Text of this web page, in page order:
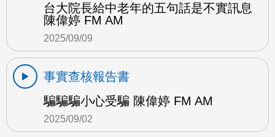
台大院長給中老年的五句話是不實訊息
陳偉婷 FM AM
2025/09/09
事實查核報告書
騙騙騙小心受騙 陳偉婷 FM AM
2025/09/02